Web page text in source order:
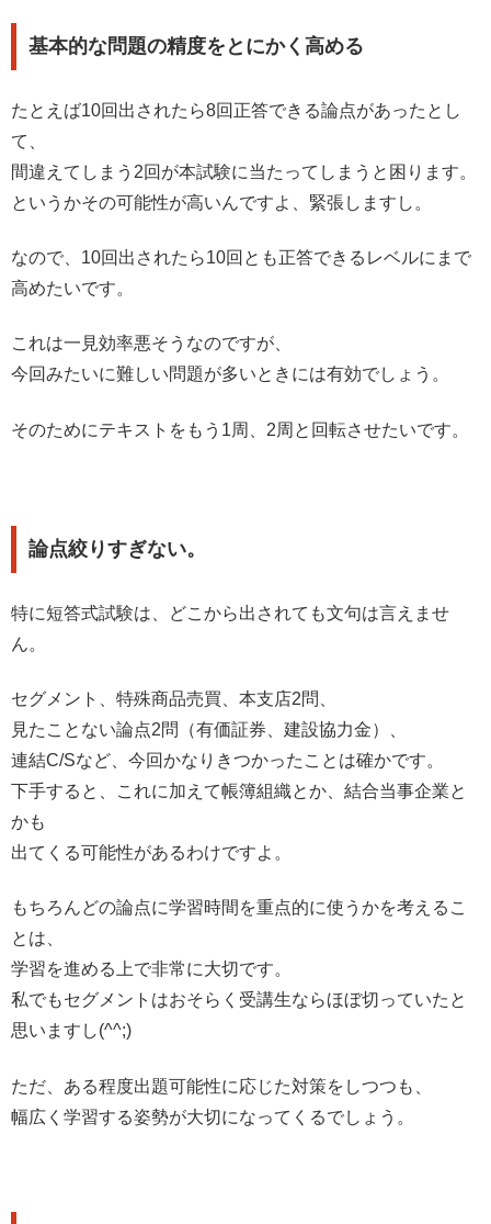
基本的な問題の精度をとにかく高める
たとえば10回出されたら8回正答できる論点があったとし
て、
間違えてしまう2回が本試験に当たってしまうと困ります。
というかその可能性が高いんですよ、緊張しますし。
なので、10回出されたら10回とも正答できるレベルにまで
高めたいです。
これは一見効率悪そうなのですが、
今回みたいに難しい問題が多いときには有効でしょう。
そのためにテキストをもう1周、2周と回転させたいです。
論点絞りすぎない。
特に短答式試験は、どこから出されても文句は言えませ
ん。
セグメント、特殊商品売買、本支店2問、
見たことない論点2問（有価証券、建設協力金）、
連結C/Sなど、今回かなりきつかったことは確かです。
下手すると、これに加えて帳簿組織とか、結合当事企業と
かも
出てくる可能性があるわけですよ。
もちろんどの論点に学習時間を重点的に使うかを考えるこ
とは、
学習を進める上で非常に大切です。
私でもセグメントはおそらく受講生ならほぼ切っていたと
思いますし(^^;)
ただ、ある程度出題可能性に応じた対策をしつつも、
幅広く学習する姿勢が大切になってくるでしょう。